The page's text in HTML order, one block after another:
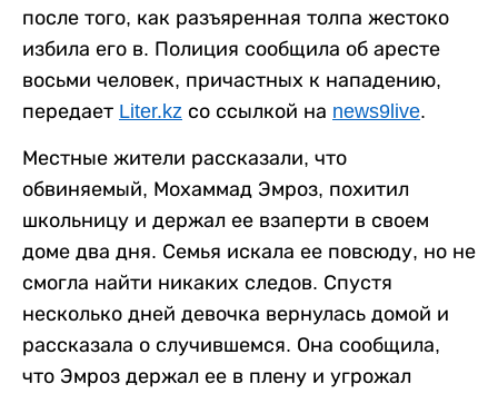
после того, как разъяренная толпа жестоко
избила его в. Полиция сообщила об аресте
восьми человек, причастных к нападению,
передает Liter.kz со ссылкой на news9live.
Местные жители рассказали, что
обвиняемый, Мохаммад Эмроз, похитил
школьницу и держал ее взаперти в своем
доме два дня. Семья искала ее повсюду, но не
смогла найти никаких следов. Спустя
несколько дней девочка вернулась домой и
рассказала о случившемся. Она сообщила,
что Эмроз держал ее в плену и угрожал